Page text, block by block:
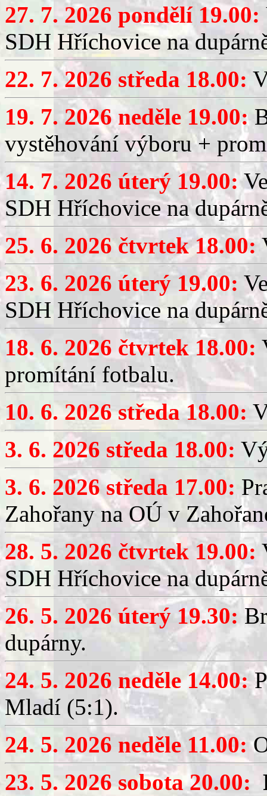
27. 7. 2026 pondělí 19.00:
SDH Hříchovice na
22. 7. 2026 středa 18.00:
19. 7. 2026 neděle 19.00:
vystěhování výboru +
14. 7. 2026 úterý 19.00:
SDH Hříchovice na
25. 6. 2026 čtvrtek 18.00:
23. 6. 2026 úterý 19.00:
SDH Hříchovice na
18. 6. 2026 čtvrtek 18.00:
promítání fotbalu.
10. 6. 2026 středa 18.00:
3. 6. 2026 středa 18.00:
3. 6. 2026 středa 17.00:
Zahořany na OÚ v
28. 5. 2026 čtvrtek 19.00:
SDH Hříchovice na
26. 5. 2026 úterý 19.30:
dupárny.
24. 5. 2026 neděle 14.00:
Mladí (5:1).
24. 5. 2026 neděle 11.00:
23. 5. 2026 sobota 20.00: